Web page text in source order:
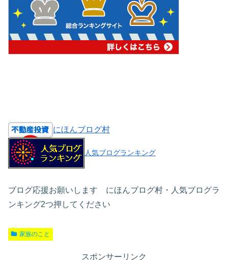
にほんブログ村
人気ブログランキング
ブログ応援お願いします にほんブログ村・人気ブログラ
ンキング2つ押してください
家族のこと
スポンサーリンク